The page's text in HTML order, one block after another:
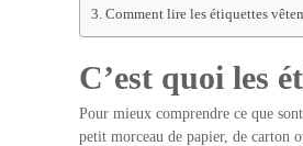
Comment lire les étiquettes
C’est quoi les
Pour mieux comprendre ce que
petit morceau de papier, de carton